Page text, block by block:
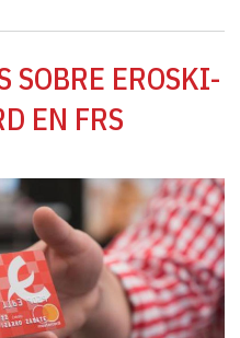
SOBRE EROSKI-
EN FRS